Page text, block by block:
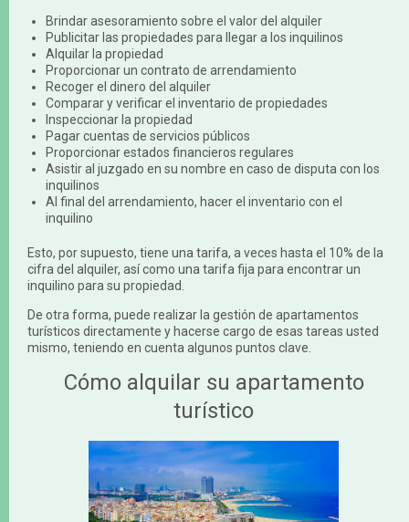
Brindar asesoramiento sobre el valor del alquiler
Publicitar las propiedades para llegar a los inquilinos
Alquilar la propiedad
Proporcionar un contrato de arrendamiento
Recoger el dinero del alquiler
Comparar y verificar el inventario de propiedades
Inspeccionar la propiedad
Pagar cuentas de servicios públicos
Proporcionar estados financieros regulares
Asistir al juzgado en su nombre en caso de disputa con los
inquilinos
Al final del arrendamiento, hacer el inventario con el
inquilino
Esto, por supuesto, tiene una tarifa, a veces hasta el 10% de la
cifra del alquiler, así como una tarifa fija para encontrar un
inquilino para su propiedad.
De otra forma, puede realizar la gestión de apartamentos
turísticos directamente y hacerse cargo de esas tareas usted
mismo, teniendo en cuenta algunos puntos clave.
Cómo alquilar su apartamento
turístico